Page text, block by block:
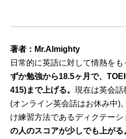
著者：Mr.Almighty
日常的に英語に対して情熱をも
ずか勉強から18.5ヶ月で、
415)まで上げる。 現在は英会話
(オンライン英会話はお休み中)
け練習方法であるディクテーシ
の人のスコアが少しでも上が